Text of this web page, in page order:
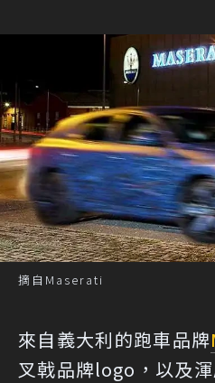
摘自Maserati
來自義大利的跑車品牌
叉戟品牌logo，以及